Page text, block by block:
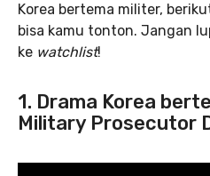
Korea bertema militer,
bisa kamu tonton. Jangan
ke watchlist!
1. Drama Korea
Military Prosecutor